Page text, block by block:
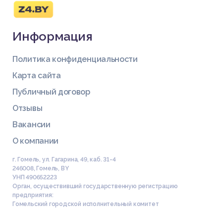
Информация
Политика конфиденциальности
Карта сайта
Публичный договор
Отзывы
Вакансии
О компании
г. Гомель, ул. Гагарина, 49, каб. 31-4
246008,Гомель BY
УНП 490652223
Орган, осуществивший государственную регистрацию
предприятия:
Гомельский городской исполнительный комитет